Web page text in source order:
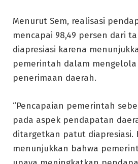
Menurut Sem, realisasi
mencapai 98,49 persen dari
diapresiasi karena
pemerintah dalam
penerimaan daerah.
“Pencapaian pemerintah
pada aspek pendapatan
ditargetkan patut diapresiasi.
menunjukkan bahwa